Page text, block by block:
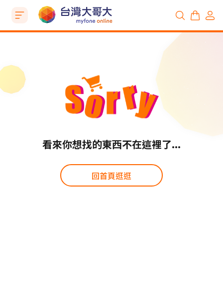
看來你想找的東西不在這裡了...
回首頁逛逛